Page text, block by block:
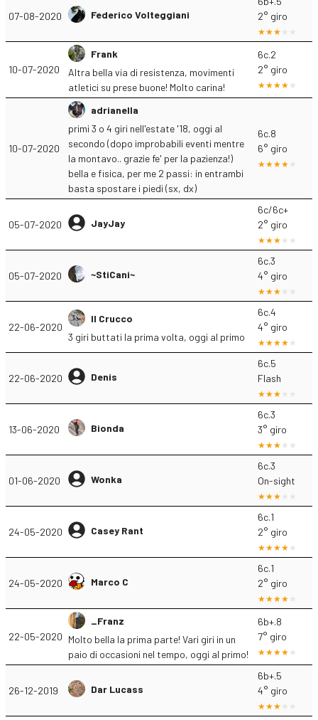
07-08-2020 Federico Volteggiani
2° giro
10-07-2020
Frank
Altra bella via di resistenza, movimenti
atletici su prese buone! Molto carina!
6c.2
2° giro
10-07-2020
adrianella
primi 3 o 4 giri nell'estate '18, oggi al
secondo (dopo improbabili eventi mentre
la montavo.. grazie fe' per la pazienza!)
bella e fisica, per me 2 passi: in entrambi
basta spostare i piedi (sx, dx)
6c.8
6° giro
05-07-2020 JayJay
6c/6c+
2° giro
05-07-2020 ~StiCani~
6c.3
4° giro
22-06-2020
Il Crucco
3 giri buttati la prima volta, oggi al primo
6c.4
4° giro
22-06-2020 Denis
6c.5
Flash
13-06-2020 Bionda
6c.3
3° giro
01-06-2020 Wonka
6c.3
On-sight
24-05-2020 Casey Rant
6c.1
2° giro
24-05-2020 Marco C
6c.1
2° giro
22-05-2020
_Franz
Molto bella la prima parte! Vari giri in un
paio di occasioni nel tempo, oggi al primo!
6b+.8
7° giro
26-12-2019 Dar Lucass
6b+.5
4° giro